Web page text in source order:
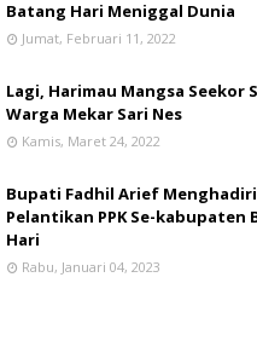
Batang Hari Meniggal Dunia
Jumat, Februari 11, 2022
Lagi, Harimau Mangsa Seekor
Warga Mekar Sari Nes
Kamis, Maret 24, 2022
Bupati Fadhil Arief Menghadiri
Pelantikan PPK Se-kabupaten
Hari
Rabu, Januari 04, 2023